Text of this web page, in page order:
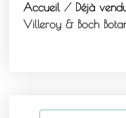
Accueil / Déjà
Villeroy & Boch